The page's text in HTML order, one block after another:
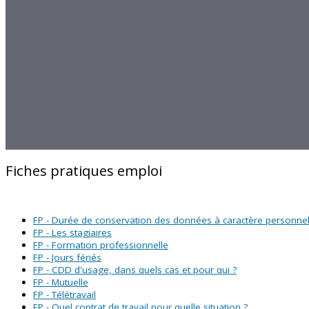
Fiches pratiques emploi
FP - Durée de conservation des données à caractère personnel
FP - Les stagiaires
FP - Formation professionnelle
FP - Jours fériés
FP - CDD d'usage, dans quels cas et pour qui ?
FP - Mutuelle
FP - Télétravail